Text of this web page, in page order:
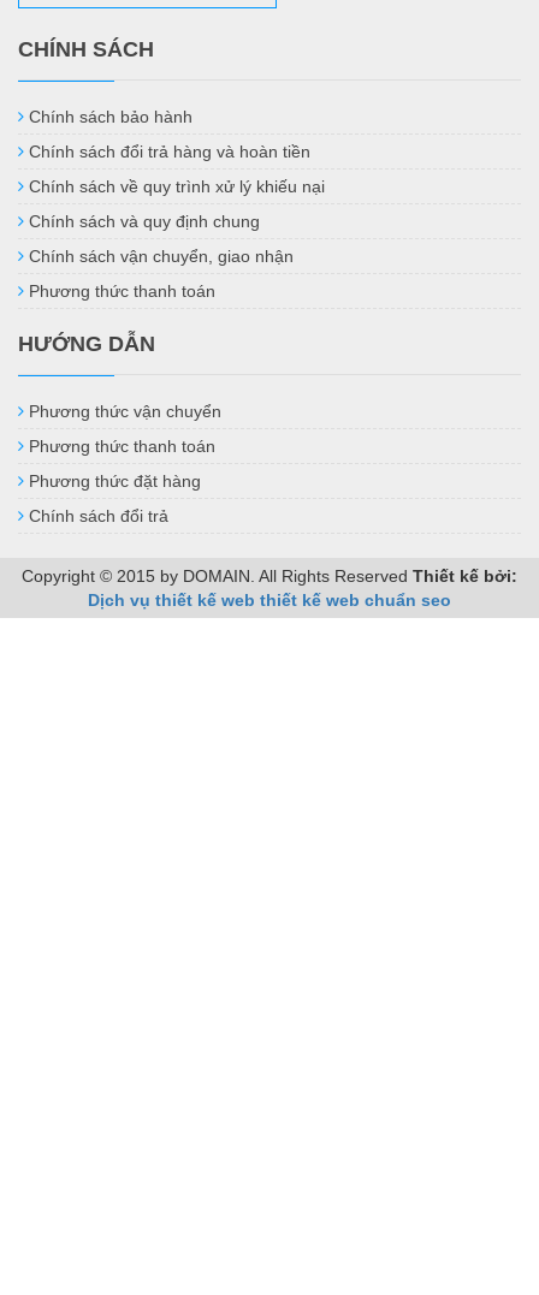
CHÍNH SÁCH
Chính sách bảo hành
Chính sách đổi trả hàng và hoàn tiền
Chính sách về quy trình xử lý khiếu nại
Chính sách và quy định chung
Chính sách vận chuyển, giao nhận
Phương thức thanh toán
HƯỚNG DẪN
Phương thức vận chuyển
Phương thức thanh toán
Phương thức đặt hàng
Chính sách đổi trả
Copyright © 2015 by DOMAIN. All Rights Reserved Thiết kế bởi:
Dịch vụ thiết kế web thiết kế web chuẩn seo